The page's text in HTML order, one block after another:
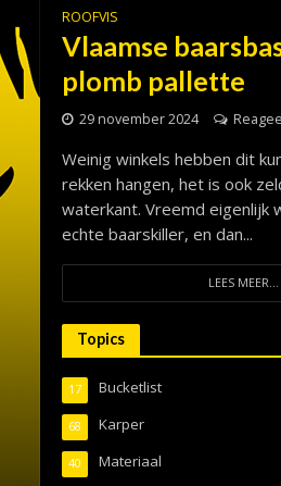
ROOFVIS
Vlaamse
plomb pallette
29 november 2024
Weinig winkels hebben dit
rekken hangen, het is ook
waterkant. Vreemd eigenlijk
echte baarskiller, en dan...
LEES MEER...
Topics
Bucketlist
17
Karper
68
Materiaal
40